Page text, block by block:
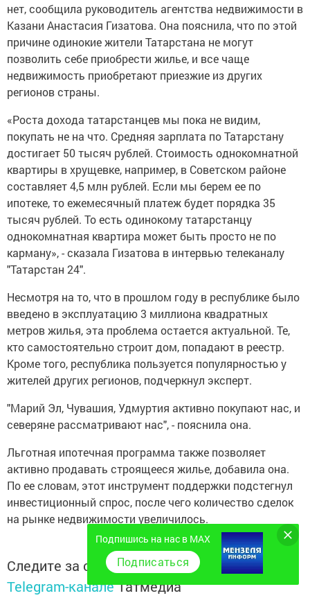
нет, сообщила руководитель агентства недвижимости в
Казани Анастасия Гизатова. Она пояснила, что по этой
причине одинокие жители Татарстана не могут
позволить себе приобрести жилье, и все чаще
недвижимость приобретают приезжие из других
регионов страны.
«Роста дохода татарстанцев мы пока не видим,
покупать не на что. Средняя зарплата по Татарстану
достигает 50 тысяч рублей. Стоимость однокомнатной
квартиры в хрущевке, например, в Советском районе
составляет 4,5 млн рублей. Если мы берем ее по
ипотеке, то ежемесячный платеж будет порядка 35
тысяч рублей. То есть одинокому татарстанцу
однокомнатная квартира может быть просто не по
карману», - сказала Гизатова в интервью телеканалу
"Татарстан 24".
Несмотря на то, что в прошлом году в республике было
введено в эксплуатацию 3 миллиона квадратных
метров жилья, эта проблема остается актуальной. Те,
кто самостоятельно строит дом, попадают в реестр.
Кроме того, республика пользуется популярностью у
жителей других регионов, подчеркнул эксперт.
"Марий Эл, Чувашия, Удмуртия активно покупают нас, и
северяне рассматривают нас", - пояснила она.
Льготная ипотечная программа также позволяет
активно продавать строящееся жилье, добавила она.
По ее словам, этот инструмент поддержки подстегнул
инвестиционный спрос, после чего количество сделок
на рынке недвижимости увеличилось.
Следите за самым важным и интересным в
Telegram-каналеТатмедиа
Подпишись на нас в MAX
Подписаться